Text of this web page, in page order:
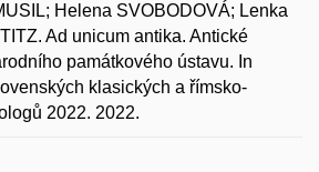
Helena SVOBODOVÁ; Lenka
Ad unicum antika. Antické
památkového ústavu. In
klasických a římsko-
2022. 2022.